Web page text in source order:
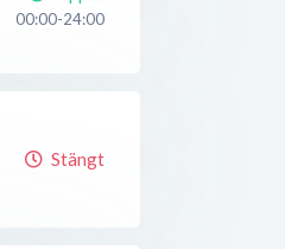
00:00-24:00
Stängt